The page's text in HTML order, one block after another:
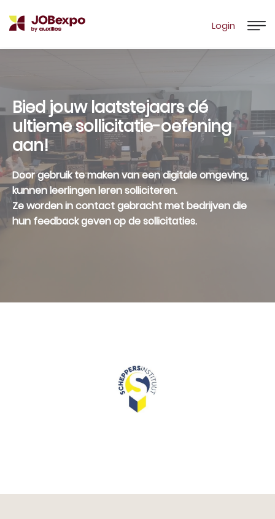
Login
Bied jouw laatstejaars dé
ultieme sollicitatie-oefening
aan!
Door gebruik te maken van een digitale omgeving,
kunnen leerlingen leren solliciteren.
Ze worden in contact gebracht met bedrijven die
hun feedback geven op de sollicitaties.